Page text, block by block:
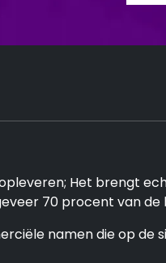
Het brengt
70 procent van de
namen die op de